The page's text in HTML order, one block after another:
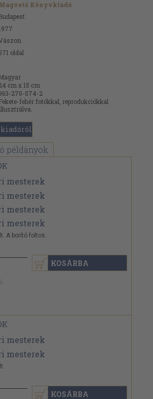
Könyvkiadó
oldal
cm x 15 cm
270-574-2
fehér fotókkal, reprodukciókkal
példányok
A borító foltos.
KOSÁRBA
KOSÁRBA